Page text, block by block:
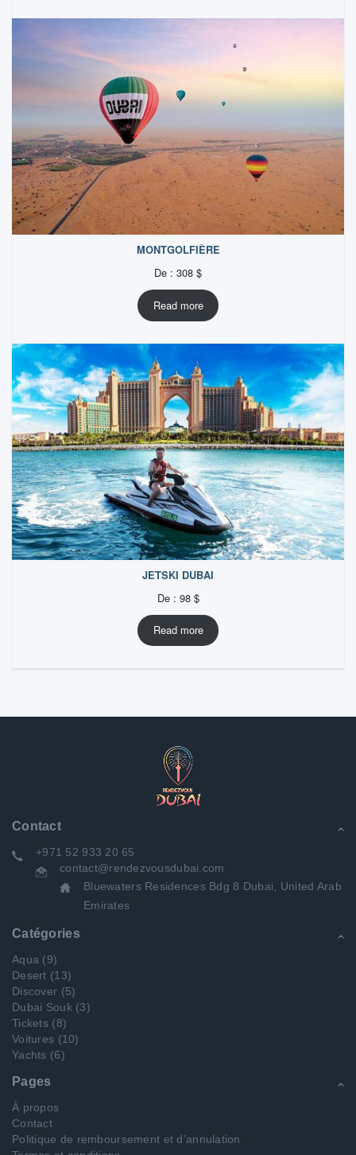
MONTGOLFIÈRE
De : 308 $
Read more
JETSKI DUBAI
De : 98 $
Read more
Contact
+971 52 933 20 65
contact@rendezvousdubai.com
Bluewaters Residences Bdg 8 Dubai, United Arab
Emirates
Catégories
Aqua (9)
Desert (13)
Discover (5)
Dubai Souk (3)
Tickets (8)
Voitures (10)
Yachts (6)
Pages
À propos
Contact
Politique de remboursement et d’annulation